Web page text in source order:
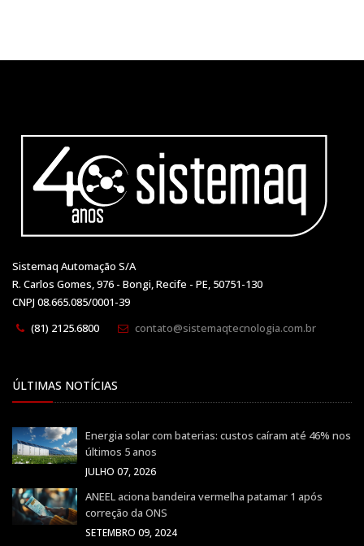
Sistemaq Automação S/A
R. Carlos Gomes, 976 - Bongi, Recife - PE, 50751-130
CNPJ 08.665.085/0001-39
(81) 2125.6800
contato@sistemaqtecnologia.com.br
ÚLTIMAS NOTÍCIAS
Energia solar com baterias: custos caíram até 46% nos
últimos 5 anos
JULHO 07, 2026
ANEEL aciona bandeira vermelha patamar 1 após
correção da ONS
SETEMBRO 09, 2024